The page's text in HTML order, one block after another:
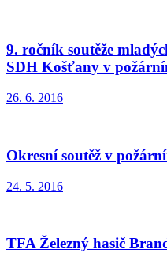
9. ročník soutěže
SDH Košťany v
26. 6. 2016
Okresní soutěž v
24. 5. 2016
TFA Železný hasič